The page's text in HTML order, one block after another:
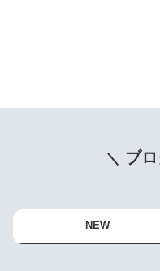
ブ
NEW